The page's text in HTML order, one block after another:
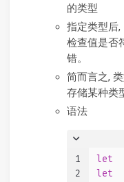
的类型
指定类型后,
检查值是否
错。
简而言之,
存储某种类
语法
1
2
let
let